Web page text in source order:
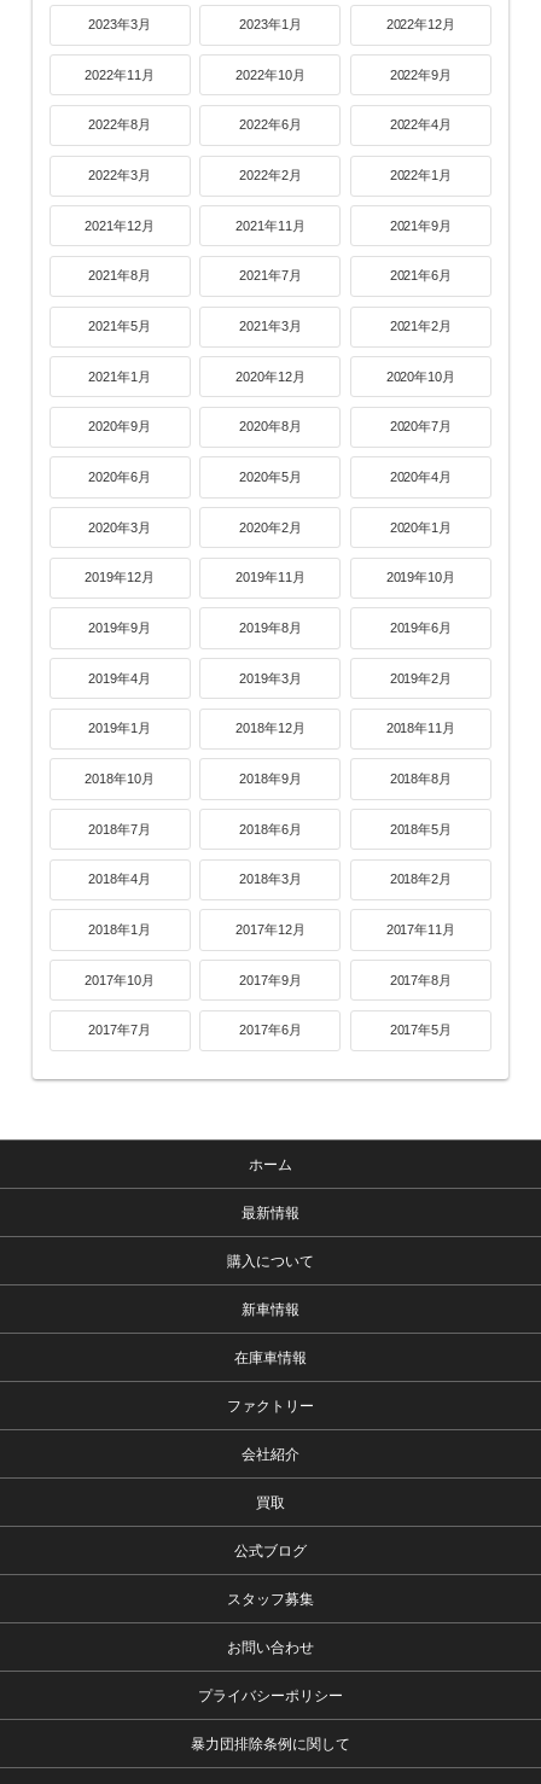
2023年3月 2023年1月 2022年12月
2022年11月 2022年10月 2022年9月
2022年8月 2022年6月 2022年4月
2022年3月 2022年2月 2022年1月
2021年12月 2021年11月 2021年9月
2021年8月 2021年7月 2021年6月
2021年5月 2021年3月 2021年2月
2021年1月 2020年12月 2020年10月
2020年9月 2020年8月 2020年7月
2020年6月 2020年5月 2020年4月
2020年3月 2020年2月 2020年1月
2019年12月 2019年11月 2019年10月
2019年9月 2019年8月 2019年6月
2019年4月 2019年3月 2019年2月
2019年1月 2018年12月 2018年11月
2018年10月 2018年9月 2018年8月
2018年7月 2018年6月 2018年5月
2018年4月 2018年3月 2018年2月
2018年1月 2017年12月 2017年11月
2017年10月 2017年9月 2017年8月
2017年7月 2017年6月 2017年5月
ホーム
最新情報
購入について
新車情報
在庫車情報
ファクトリー
会社紹介
買取
公式ブログ
スタッフ募集
お問い合わせ
プライバシーポリシー
暴力団排除条例に関して